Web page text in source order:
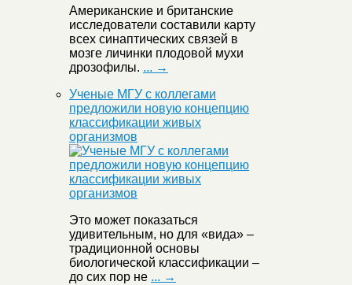
Американские и британские
исследователи составили карту
всех синаптических связей в
мозге личинки плодовой мухи
дрозофилы. ... →
Ученые МГУ с коллегами
предложили новую концепцию
классификации живых
организмов
Это может показаться
удивительным, но для «вида» –
традиционной основы
биологической классификации –
до сих пор не ... →